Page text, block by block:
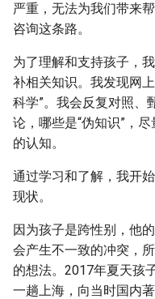
严重，无法为我们带来
咨询这条路。
为了理解和支持孩子，
补相关知识。我发现网
科学”。我会反复对照、
论，哪些是“伪知识”，
的认知。
通过学习和了解，我开
现状。
因为孩子是跨性别，他
会产生不一致的冲突，
的想法。2017年夏天孩
一趟上海，向当时国内